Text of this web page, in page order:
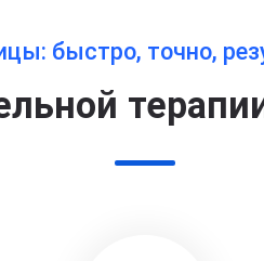
быстро, точно,